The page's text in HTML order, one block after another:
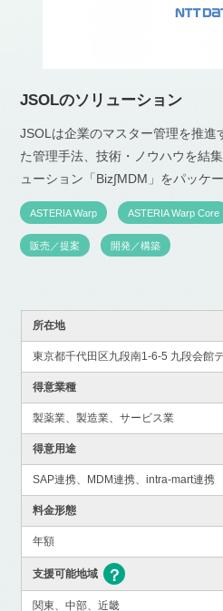
JSOLのソリューション
JSOLは企業のマスター管理を推進
た管理手法、技術・ノウハウを結
ューション「Biz∫MDM」をパッケ
ASTERIA Warp ASTERIA Warp Core
販売／提案 開発／構築
所在地
東京都千代田区九段南1-6-5 九段会館
得意業種
製薬業、製造業、サービス業
得意用途
SAP連携、MDM連携、intra-mart連携
料金形態
年額
支援可能地域
関東、中部、近畿